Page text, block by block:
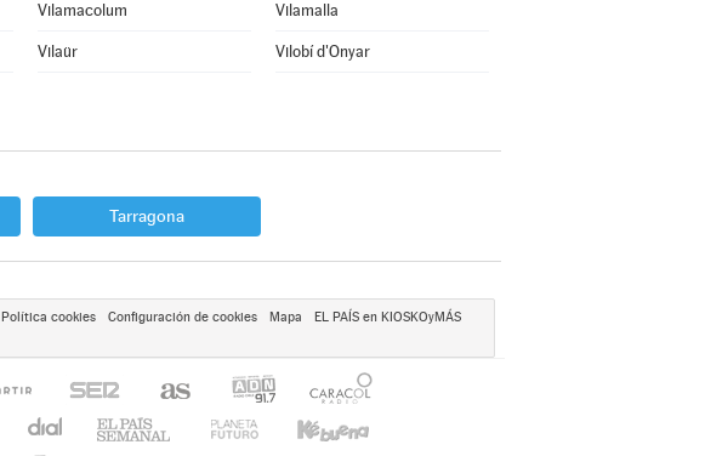
Vilamacolum Vilamalla
Vilaür Vilobí d'Onyar
Tarragona
Política cookies Configuración de cookies Mapa
EL PAÍS en KIOSKOyMÁS